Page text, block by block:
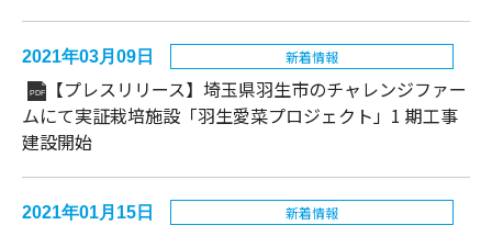
2021年03月09日 新着情報
PDF
【プレスリリース】埼玉県羽生市のチャレンジファー
ムにて実証栽培施設「羽生愛菜プロジェクト」1 期工事
建設開始
2021年01月15日 新着情報